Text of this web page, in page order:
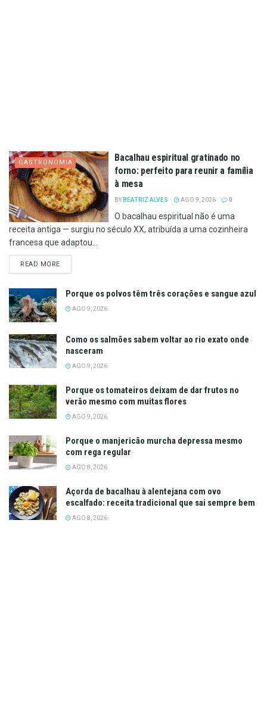
GASTRONOMIA
Bacalhau espiritual gratinado no
forno: perfeito para reunir a família
à mesa
BY BEATRIZ ALVES AGO 9, 2026 0
O bacalhau espiritual não é uma
receita antiga — surgiu no século XX, atribuída a uma cozinheira
francesa que adaptou...
READ MOREDETAILS
Porque os polvos têm três corações e sangue azul
AGO 9, 2026
Como os salmões sabem voltar ao rio exato onde
nasceram
AGO 9, 2026
Porque os tomateiros deixam de dar frutos no
verão mesmo com muitas flores
AGO 9, 2026
Porque o manjericão murcha depressa mesmo
com rega regular
AGO 8, 2026
Açorda de bacalhau à alentejana com ovo
escalfado: receita tradicional que sai sempre bem
AGO 8, 2026